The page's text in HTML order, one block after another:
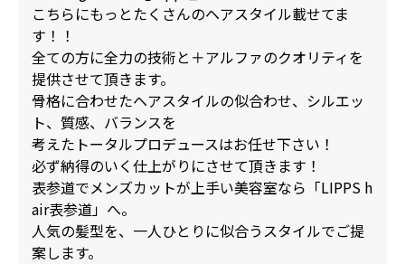
こちらにもっとたくさんのヘアスタイル載せてま
す！！
全ての方に全力の技術と＋アルファのクオリティを
提供させて頂きます。
骨格に合わせたヘアスタイルの似合わせ、シルエッ
ト、質感、バランスを
考えたトータルプロデュースはお任せ下さい！
必ず納得のいく仕上がりにさせて頂きます！
表参道でメンズカットが上手い美容室なら「LIPPS h
air表参道」へ。
人気の髪型を、一人ひとりに似合うスタイルでご提
案します。